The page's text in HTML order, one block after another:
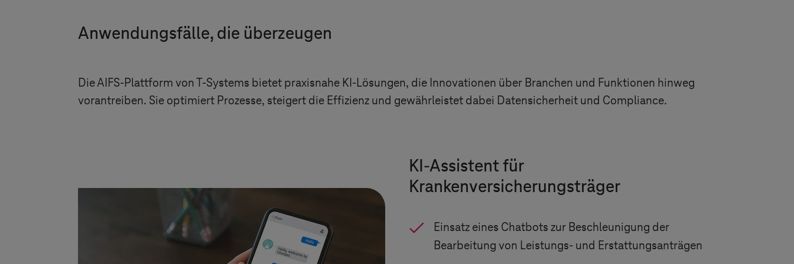
Anwendungsfälle, die überzeugen
Die AIFS-Plattform vonT-Systems bietet praxisnahe KI-Lösungen, die Innovationen über Branchen und Funktionen hinweg
vorantreiben. Sie optimiert Prozesse, steigert die Effizienz und gewährleistet dabei Datensicherheit und Compliance.
KI-Assistent für
Krankenversicherungsträger
Einsatz eines Chatbots zur Beschleunigung der
Bearbeitung von Leistungs- und Erstattungsanträgen